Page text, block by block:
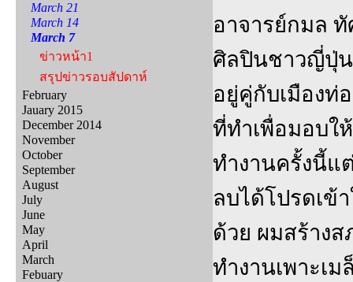
March 21
March 14
March 7
ข่าวหน้า1
สรุปข่าวรอบสัปดาห์
February
Jauary 2015
December 2014
November
October
September
August
July
June
May
April
March
Febuary
อาจารย์กมล
ศิลปินชาวญี่ปุ่น
อยู่คู่กับเมืองท่
ที่ทำเพื่อมอบใ
ทำงานครั้งนี้แ
ลบได้โปรดเข้
ด้วย ผมสร้างส
ทำงานเพาะเ